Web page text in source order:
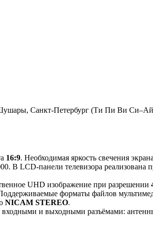
Санкт-Петербург (Ти Пи Ви
16:9. Необходимая яркость свечения
В LCD-панели телевизора реализована
UHD изображение при разрешении
форматы файлов
NICAM STEREO.
и выходными разъёмами: